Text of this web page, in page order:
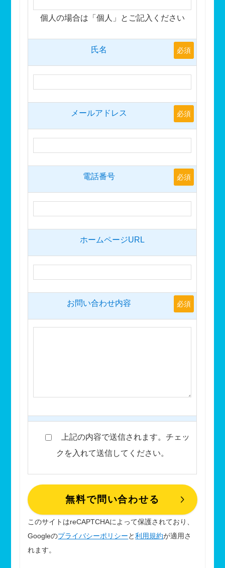
個人の場合は「個人」とご記入ください
氏名 必須
メールアドレス 必須
電話番号 必須
ホームページURL
お問い合わせ内容 必須
上記の内容で送信されます。チェッ
クを入れて送信してください。
このサイトはreCAPTCHAによって保護されており、
Googleのプライバシーポリシーと利用規約が適用さ
れます。